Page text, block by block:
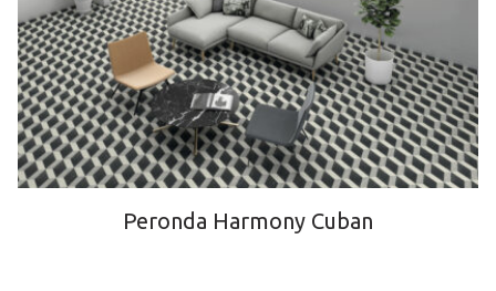
Peronda Harmony Cuban